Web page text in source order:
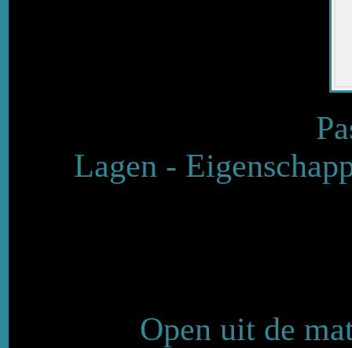
Lagen -
Open uit de